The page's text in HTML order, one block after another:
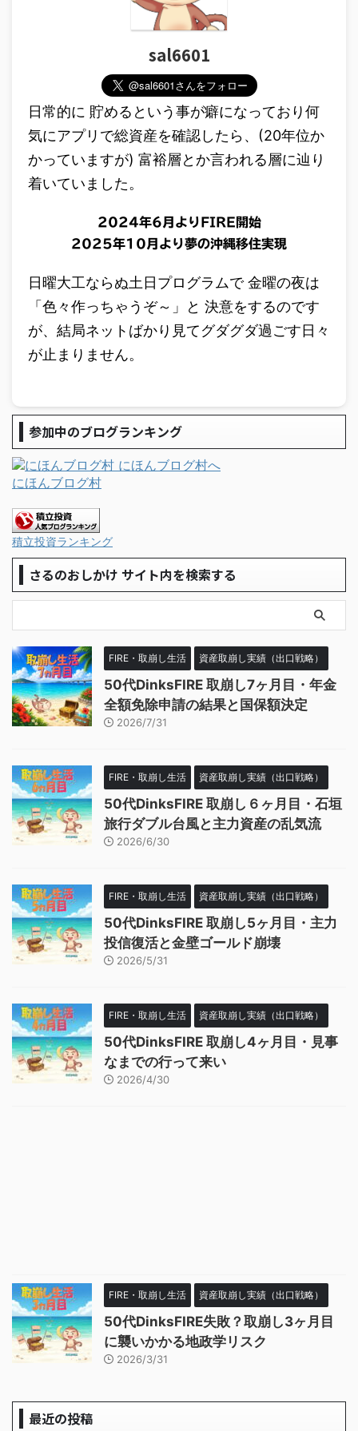
sal6601
日常的に 貯めるという事が癖になっており何
気にアプリで総資産を確認したら、(20年位か
かっていますが) 富裕層とか言われる層に辿り
着いていました。
2024年6月よりFIRE開始
2025年10月より夢の沖縄移住実現
日曜大工ならぬ土日プログラムで 金曜の夜は
「色々作っちゃうぞ～」と 決意をするのです
が、結局ネットばかり見てグダグダ過ごす日々
が止まりません。
参加中のブログランキング
にほんブログ村
積立投資ランキング
さるのおしかけ サイト内を検索する
FIRE・取崩し生活 資産取崩し実績（出口戦略）
50代DinksFIRE 取崩し7ヶ月目・年金
全額免除申請の結果と国保額決定
2026/7/31
FIRE・取崩し生活 資産取崩し実績（出口戦略）
50代DinksFIRE 取崩し６ヶ月目・石垣
旅行ダブル台風と主力資産の乱気流
2026/6/30
FIRE・取崩し生活 資産取崩し実績（出口戦略）
50代DinksFIRE 取崩し5ヶ月目・主力
投信復活と金壁ゴールド崩壊
2026/5/31
FIRE・取崩し生活 資産取崩し実績（出口戦略）
50代DinksFIRE 取崩し4ヶ月目・見事
なまでの行って来い
2026/4/30
FIRE・取崩し生活 資産取崩し実績（出口戦略）
50代DinksFIRE失敗？取崩し3ヶ月目
に襲いかかる地政学リスク
2026/3/31
最近の投稿